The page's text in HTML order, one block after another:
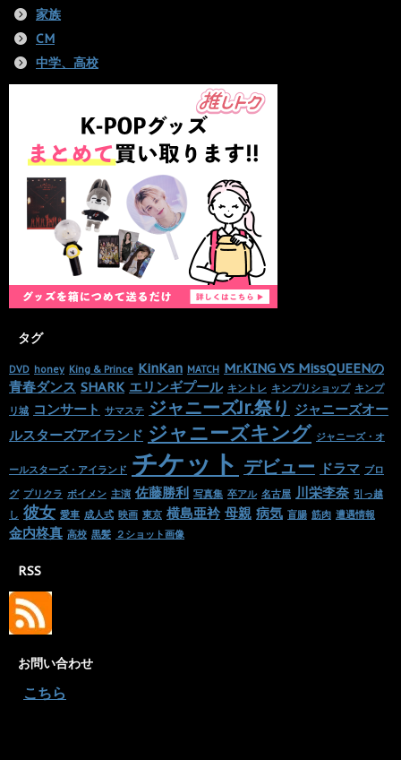
家族
CM
中学、高校
タグ
DVD honey King & Prince KinKan MATCH Mr.KING VS MissQUEENの
青春ダンス SHARK エリンギプール キントレ キンプリショップ キンプ
リ城 コンサート サマステ ジャニーズJr.祭り ジャニーズオー
ルスターズアイランド ジャニーズキング ジャニーズ・オ
ールスターズ・アイランド チケット デビュー ドラマ ブロ
グ プリクラ ボイメン 主演 佐藤勝利 写真集 卒アル 名古屋 川栄李奈 引っ越
し 彼女 愛車 成人式 映画 東京 横島亜衿 母親 病気 盲腸 筋肉 遭遇情報
金内柊真 高校 黒髪 ２ショット画像
RSS
お問い合わせ
こちら